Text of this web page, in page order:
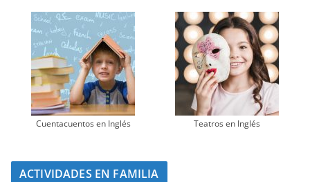
Cuentacuentos en Inglés Teatros en Inglés
ACTIVIDADES EN FAMILIA